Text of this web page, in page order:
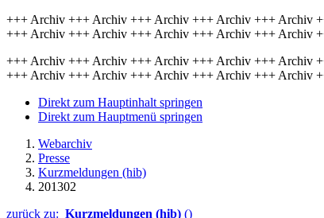
+++ Archiv +++ Archiv +++ Archiv +++ Archiv +++ Archiv
+++ Archiv +++ Archiv +++ Archiv +++ Archiv +++ Archiv
+++ Archiv +++ Archiv +++ Archiv +++ Archiv +++ Archiv
+++ Archiv +++ Archiv +++ Archiv +++ Archiv +++ Archiv
Direkt zum Hauptinhalt springen
Direkt zum Hauptmenü springen
Webarchiv
Presse
Kurzmeldungen (hib)
201302
zurück zu: Kurzmeldungen (hib) ()